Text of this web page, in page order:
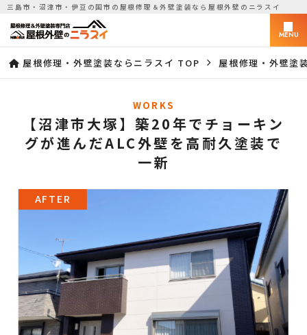
三島市・沼津市・伊豆の国市の屋根修理＆外壁塗装なら屋根外壁のニラスイ
MENU
屋根修理・外壁塗装ならニラスイ TOP 屋根修理・外壁塗
WORKS
【沼津市大塚】築20年でチョーキン
グが進んだALC外壁を高耐久塗装で
一新